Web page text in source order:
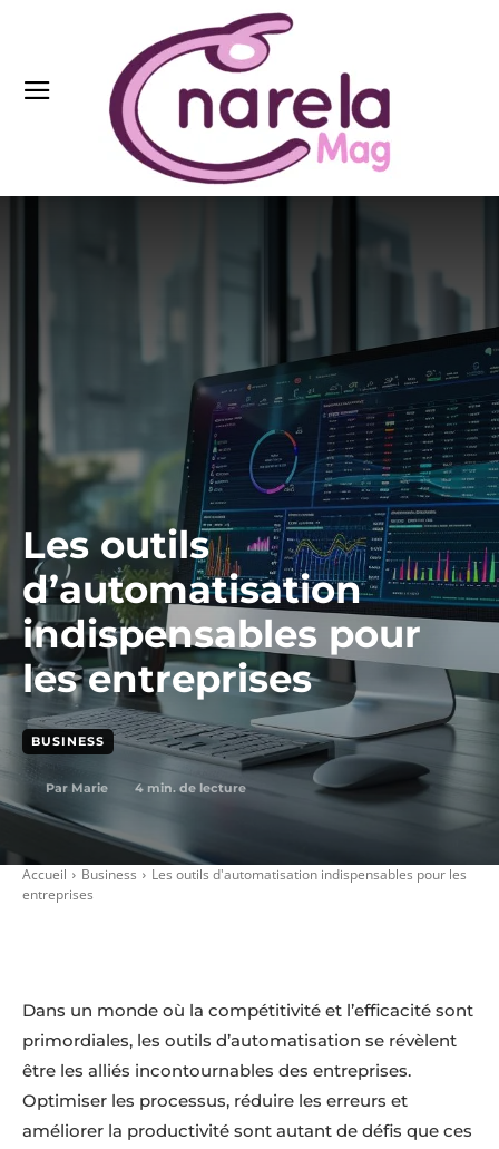
Les outils
d’automatisation
indispensables pour
les entreprises
BUSINESS
Par Marie 4 min. de lecture
Accueil Business
Les outils d'automatisation indispensables pour les
entreprises
Dans un monde où la compétitivité et l’efficacité sont
primordiales, les outils d’automatisation se révèlent
être les alliés incontournables des entreprises.
Optimiser les processus, réduire les erreurs et
améliorer la productivité sont autant de défis que ces